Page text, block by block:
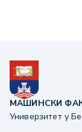
МАШИНСКИ
Универзитет у